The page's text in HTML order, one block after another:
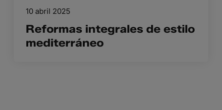
Reformas integrales de estilo
mediterráneo
10 abril 2025